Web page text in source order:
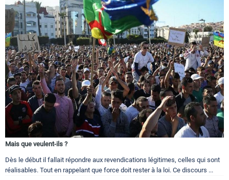
Mais que veulent-ils ?
Dès le début il fallait répondre aux revendications légitimes, celles qui sont
réalisables. Tout en rappelant que force doit rester à la loi. Ce discours ...